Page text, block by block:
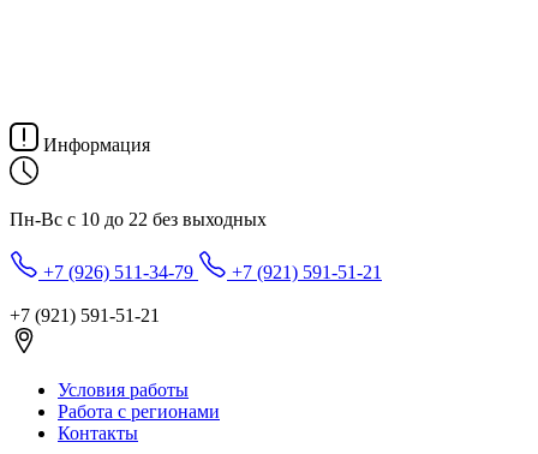
Информация
Пн-Вс с 10 до 22 без выходных
+7 (926) 511-34-79 +7 (921) 591-51-21
+7 (921) 591-51-21
Условия работы
Работа с регионами
Контакты